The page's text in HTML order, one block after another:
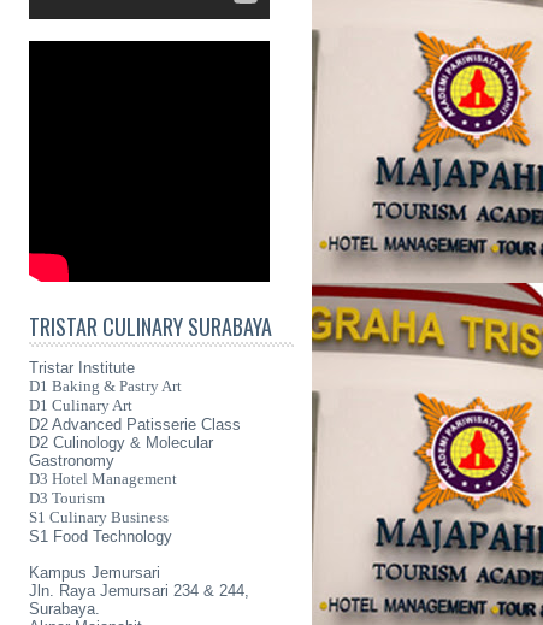
TRISTAR CULINARY SURABAYA
Tristar Institute
D1 Baking & Pastry Art
D1 Culinary Art
D2 Advanced Patisserie Class
D2 Culinology & Molecular
Gastronomy
D3 Hotel Management
D3 Tourism
S1 Culinary Business
S1 Food Technology
Kampus Jemursari
Jln. Raya Jemursari 234 & 244,
Surabaya.